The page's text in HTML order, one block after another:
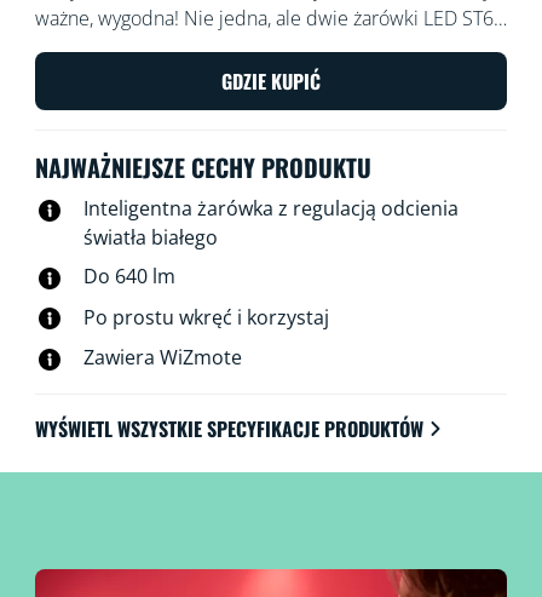
ważne, wygodna! Nie jedna, ale dwie żarówki LED ST64
z bursztynową powłoką ORAZ pilot WiZ do łatwego i
natychmiastowego sterowania. Stwórz klimat retro za
pomocą opraw dekoracyjnych lub dodaj wnętrzom
od ciepłych aż po chłodne, lub zaplanuj automatyczne
nastrojów domowników. Wszystkimi źródłami światła
można sterować za pośrednictwem sieci Wi-Fi,
korzystając z aplikacji WiZ, pilota WiZ lub głosu.
GDZIE KUPIĆ
NAJWAŻNIEJSZE CECHY PRODUKTU
Inteligentna żarówka z regulacją odcienia
światła białego
Do 640 lm
Po prostu wkręć i korzystaj
Zawiera WiZmote
WYŚWIETL WSZYSTKIE SPECYFIKACJE PRODUKTÓW